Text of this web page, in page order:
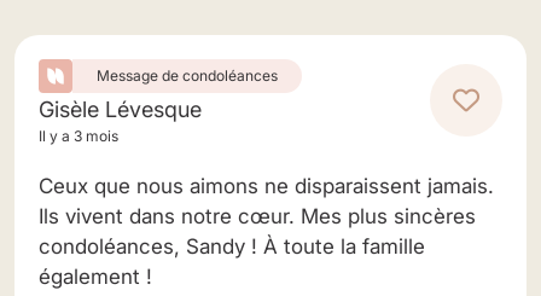
Message de condoléances
Gisèle Lévesque
Il y a 3 mois
Ceux que nous aimons ne disparaissent jamais.
Ils vivent dans notre cœur. Mes plus sincères
condoléances, Sandy ! À toute la famille
également !